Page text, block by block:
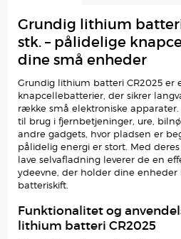
Grundig lithium batteri
stk. – pålidelige
dine små enheder
Grundig lithium batteri CR2025
knapcellebatterier, der sikrer
række små elektroniske
til brug i fjernbetjeninger, ure,
andre gadgets, hvor pladsen er
pålidelig energi er stort. Med
lave selvafladning leverer de en
ydeevne, der holder dine
batteriskift.
Funktionalitet og
lithium batteri CR2025